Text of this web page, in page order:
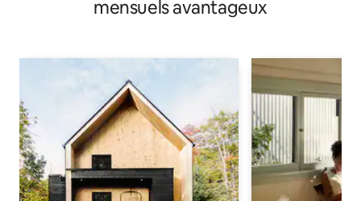
mensuels avantageux